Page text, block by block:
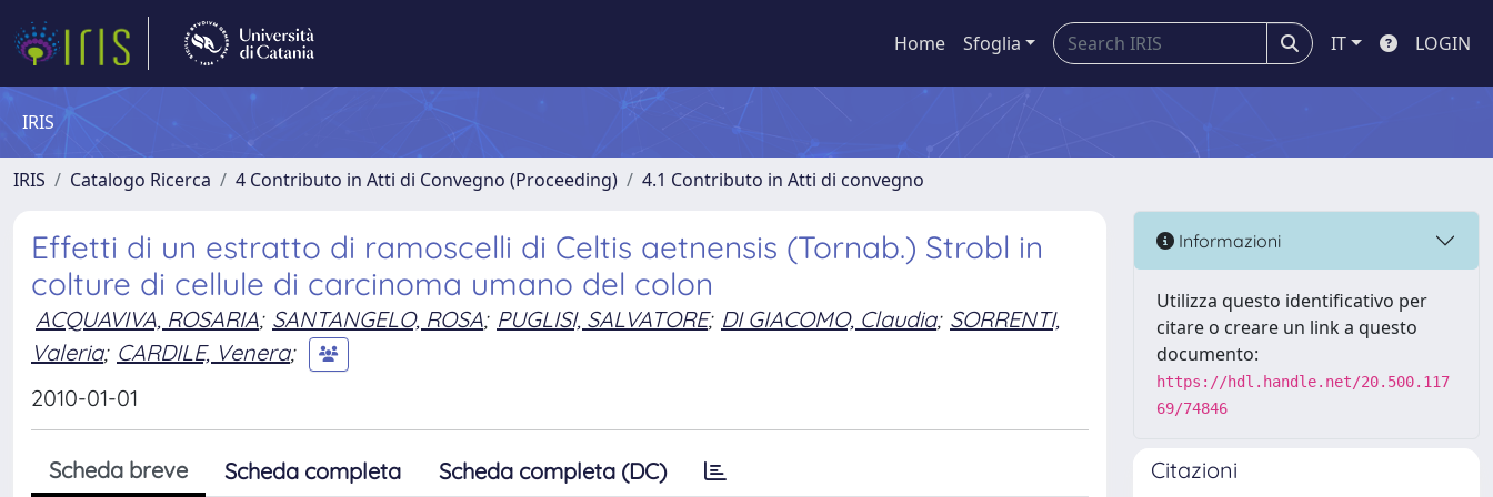
Home Sfoglia IT LOGIN
IRIS
IRIS Catalogo Ricerca 4 Contributo in Atti di Convegno (Proceeding) 4.1 Contributo in Atti di convegno
Effetti di un estratto di ramoscelli di Celtis aetnensis (Tornab.) Strobl in
colture di cellule di carcinoma umano del colon
ACQUAVIVA, ROSARIA; SANTANGELO, ROSA; PUGLISI, SALVATORE; DI GIACOMO, Claudia; SORRENTI,
Valeria; CARDILE, Venera;
2010-01-01
Scheda breve Scheda completa Scheda completa (DC)
Informazioni
Utilizza questo identificativo per
citare o creare un link a questo
documento:
https://hdl.handle.net/20.500.117
69/74846
Citazioni